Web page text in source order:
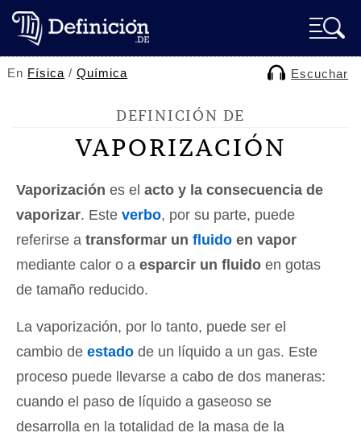
En Física /Química Escuchar
DEFINICIÓN DE
VAPORIZACIÓN
Vaporización es el acto y la consecuencia de
vaporizar. Este verbo, por su parte, puede
referirse a transformar un fluido en vapor
mediante calor o a esparcir un fluido en gotas
de tamaño reducido.
La vaporización, por lo tanto, puede ser el
cambio de estado de un líquido a un gas. Este
proceso puede llevarse a cabo de dos maneras:
cuando el paso de líquido a gaseoso se
desarrolla en la totalidad de la masa de la